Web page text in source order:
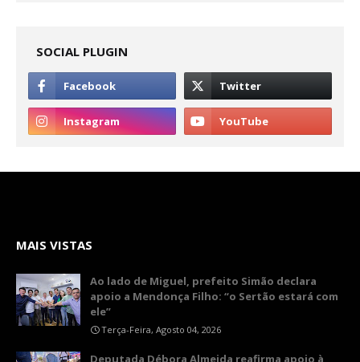
SOCIAL PLUGIN
MAIS VISTAS
Ao lado de Miguel, prefeito Simão declara
apoio a Mendonça Filho: “o Sertão estará com
ele”
Terça-Feira, Agosto 04, 2026
Deputada Débora Almeida reafirma apoio à